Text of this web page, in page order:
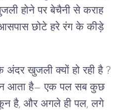
होने पर बेचैनी से कराह
छोटे हरे रंग के कीड़े
अंदर खुजली क्यों हो रही है ?
आता है— एक पल सब कुछ
है, और अगले ही पल, लगे